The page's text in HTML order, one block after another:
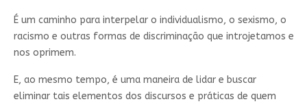
É um caminho para interpelar o individualismo, o sexismo, o
racismo e outras formas de discriminação que introjetamos e
nos oprimem.
E, ao mesmo tempo, é uma maneira de lidar e buscar
eliminar tais elementos dos discursos e práticas de quem